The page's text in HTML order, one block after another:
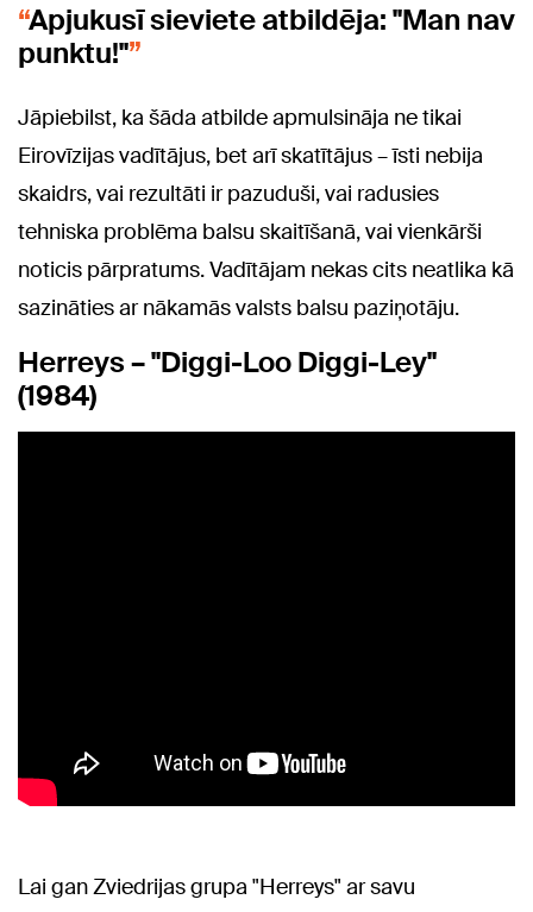
Apjukusī sieviete atbildēja: "Man nav
punktu!"
Jāpiebilst, ka šāda atbilde apmulsināja ne tikai
Eirovīzijas vadītājus, bet arī skatītājus – īsti nebija
skaidrs, vai rezultāti ir pazuduši, vai radusies
tehniska problēma balsu skaitīšanā, vai vienkārši
noticis pārpratums. Vadītājam nekas cits neatlika kā
sazināties ar nākamās valsts balsu paziņotāju.
Herreys – "Diggi-Loo Diggi-Ley"
(1984)
Lai gan Zviedrijas grupa "Herreys" ar savu